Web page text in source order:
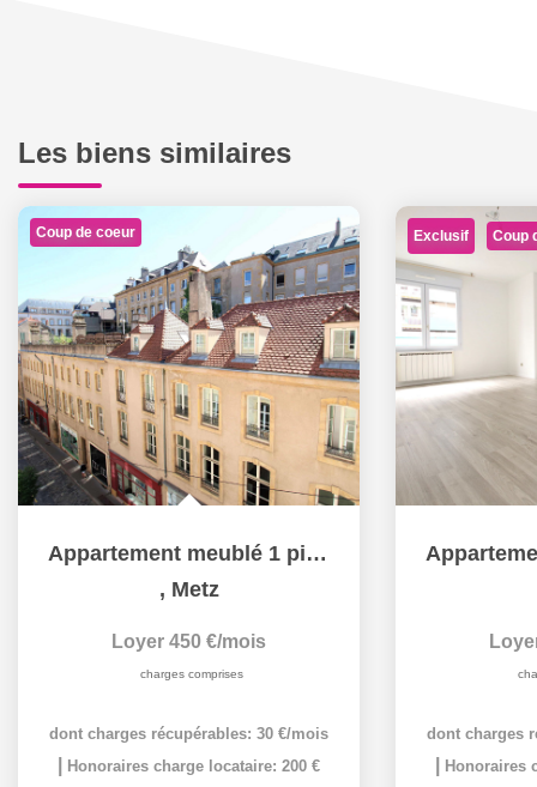
Les biens similaires
Coup de coeur
Appartement meublé 1 pièce 18 m² à louer à METZ hypercentre
, Metz
Loyer 450 €/mois
charges comprises
dont charges récupérables: 30 €/mois
Honoraires charge locataire: 200 €
Exclusif Coup
dont charges
Honoraires